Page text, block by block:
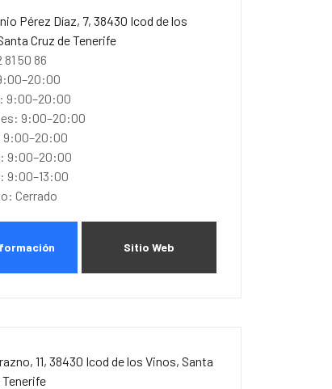
Pérez Díaz, 7, 38430 Icod de los
Cruz de Tenerife
81 50 86
9:00–20:00
9:00–20:00
9:00–20:00
9:00–20:00
9:00–13:00
Cerrado
Sitio Web
11, 38430 Icod de los Vinos, Santa
Tenerife